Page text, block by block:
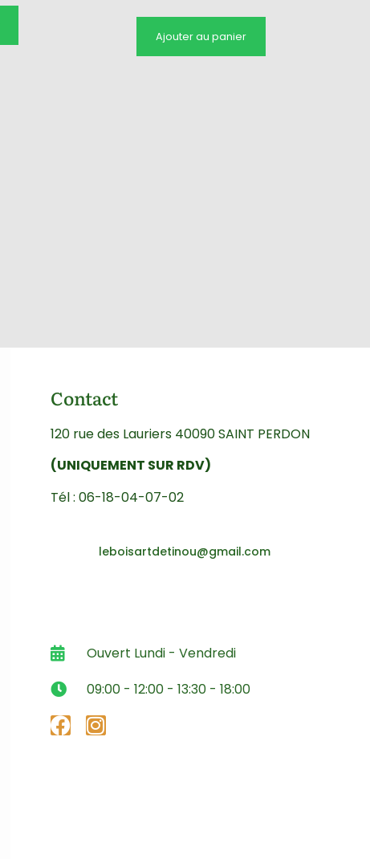
Ajouter au panier
Contact
120 rue des Lauriers 40090 SAINT PERDON
(UNIQUEMENT SUR RDV)
Tél : 06-18-04-07-02
leboisartdetinou@gmail.com
Ouvert Lundi - Vendredi
09:00 - 12:00 - 13:30 - 18:00